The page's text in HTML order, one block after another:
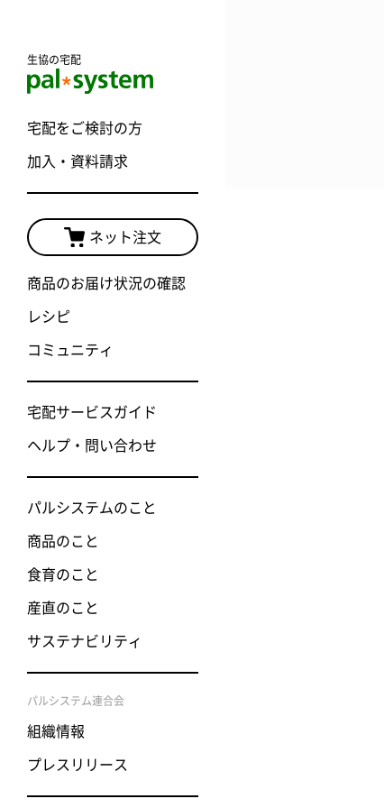
生協の宅配
宅配をご検討の方
加入・資料請求
ネット注文
商品のお届け状況の確認
レシピ
コミュニティ
宅配サービスガイド
ヘルプ・問い合わせ
パルシステムのこと
商品のこと
食育のこと
産直のこと
サステナビリティ
パルシステム連合会
組織情報
プレスリリース